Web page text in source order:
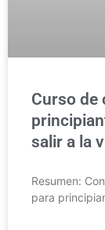
Curso de
salir a la
Resumen:
para